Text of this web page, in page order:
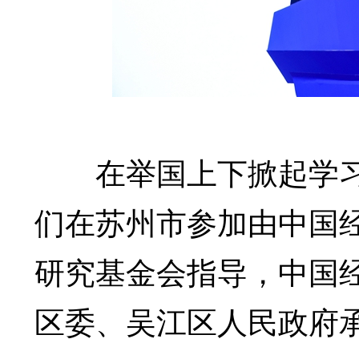
在举国上下掀起学
们在苏州市参加由中国
研究基金会指导，中国
区委、吴江区人民政府